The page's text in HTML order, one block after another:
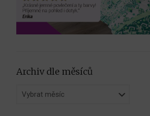
Archiv dle měsíců
dle